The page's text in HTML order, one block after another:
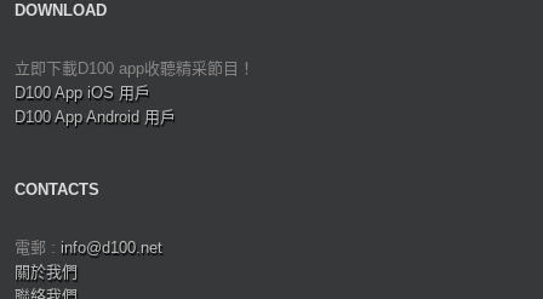
DOWNLOAD
立即下載D100 app收聽精采節目！
D100 App iOS 用戶
D100 App Android 用戶
CONTACTS
電郵 : info@d100.net
關於我們